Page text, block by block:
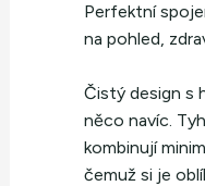
Perfektní
na pohled,
Čistý design s
něco navíc.
kombinují
čemuž si je